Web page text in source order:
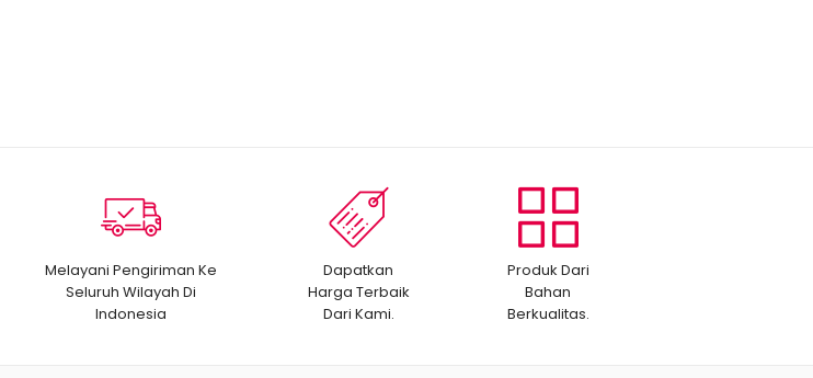
Melayani Pengiriman Ke
Seluruh Wilayah Di
Indonesia
Dapatkan
Harga Terbaik
Dari Kami.
Produk Dari
Bahan
Berkualitas.